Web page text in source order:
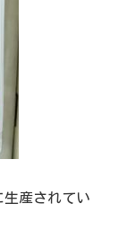
生産されてい